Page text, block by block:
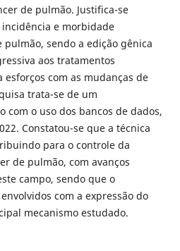
de pulmão. Justifica-se
e morbidade
pulmão, sendo a edição gênica
aos tratamentos
esforços com as mudanças de
trata-se de um
com o uso dos bancos de dados,
Constatou-se que a técnica
para o controle da
de pulmão, com avanços
campo, sendo que o
com a expressão do
mecanismo estudado.